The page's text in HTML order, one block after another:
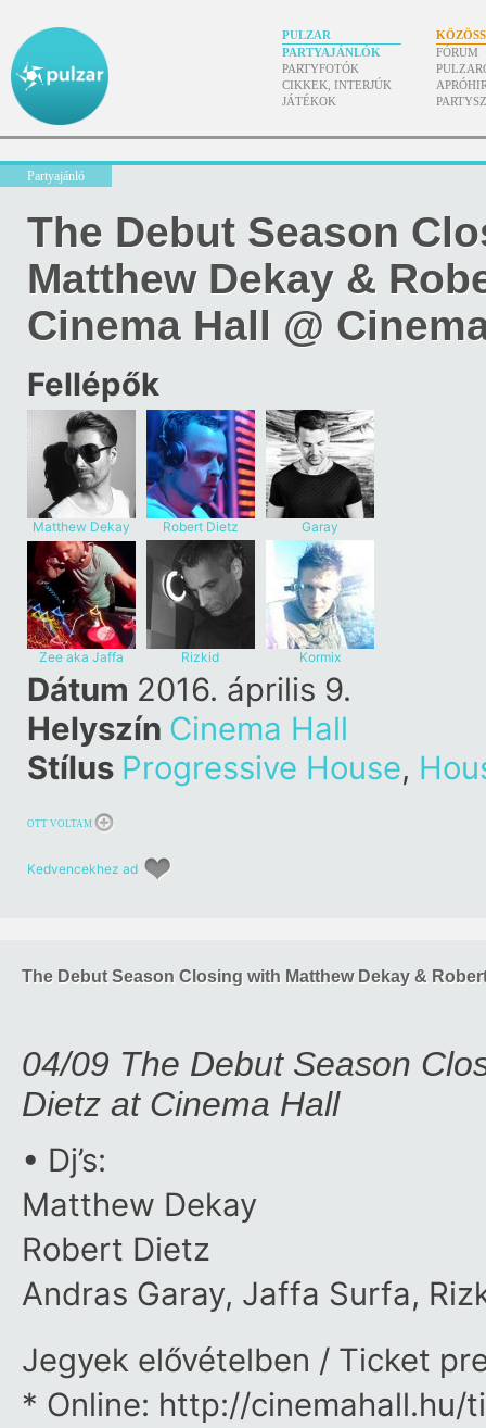
PULZAR
PARTYAJÁNLÓK
PARTYFOTÓK
CIKKEK, INTERJÚK
JÁTÉKOK
FÓRUM
Partyajánló
The Debut Season
Matthew Dekay &
Cinema Hall @
Fellépők
Matthew Dekay Robert Dietz Garay
Zee aka Jaffa
Rizkid Kormix
Dátum 2016. április 9.
Helyszín Cinema Hall
Stílus Progressive House,
OTT VOLTAM
Kedvencekhez ad
The Debut Season Closing with Matthew Dekay &
04/09 The Debut Season
Dietz at Cinema Hall
• Dj’s:
Matthew Dekay
Robert Dietz
Andras Garay, Jaffa Surfa,
Jegyek elővételben / Ticket
* Online: http://cinemahall.hu/